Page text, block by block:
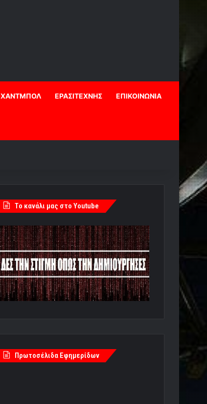
ΧΑΝΤΜΠΟΛ ΕΡΑΣΙΤΕΧΝΗΣ ΕΠΙΚΟΙΝΩΝΙΑ
Tο κανάλι μας στο Youtube
Πρωτοσέλιδα Εφημερίδων